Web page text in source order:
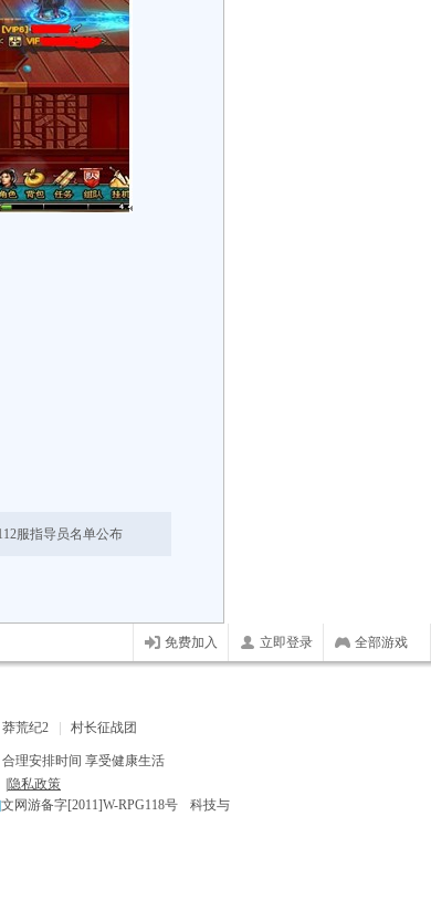
服指导员名单公布
免费加入 立即登录 全部游戏
莽荒纪2 村长征战团
理安排时间 享受健康生活
隐私政策
文网游备字[2011]W-RPG118号
科技与